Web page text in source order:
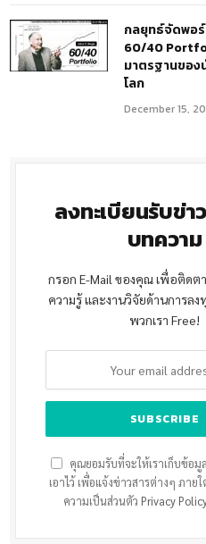
กลยุทธ์จัดพอ
60/40
มาตรฐานของ
โลก
December 15,
ลงทะเบียนรับข่า
บทความ
กรอก E-Mail ของคุณ เพื่อติดต
ความรู้ และงานวิจัยด้านการล
พวกเรา Free!
คุณยอมรับที่จะให้เราเก็บข้อ
เอาไว้ เพื่อแจ้งข่าวสารต่างๆ ภาย
ความเป็นส่วนตัว Privacy